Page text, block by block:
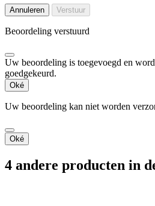
Annuleren Verstuur
Beoordeling verstuurd
Uw beoordeling is toegevoegd en
goedgekeurd.
Oké
Uw beoordeling kan niet worden
Oké
4 andere producten in